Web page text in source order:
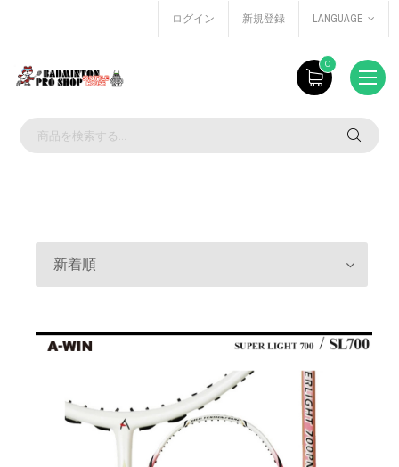
ログイン 新規登録 LANGUAGE
0
新着順